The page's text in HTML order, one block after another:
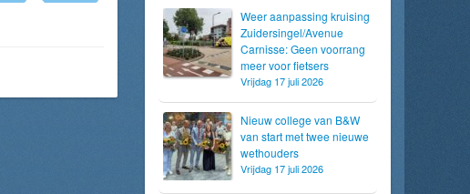
Weer aanpassing kruising
Zuidersingel/Avenue
Carnisse: Geen voorrang
meer voor fietsers
Vrijdag 17 juli 2026
Nieuw college van B&W
van start met twee nieuwe
wethouders
Vrijdag 17 juli 2026